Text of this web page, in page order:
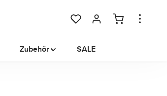
Du hast 0 Produkte auf dem
Zubehör SALE